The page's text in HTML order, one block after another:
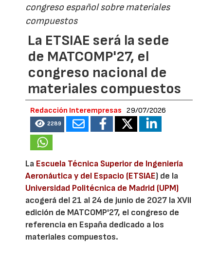
congreso español sobre materiales
compuestos
La ETSIAE será la sede
de MATCOMP'27, el
congreso nacional de
materiales compuestos
Redacción Interempresas 29/07/2026
2289
La Escuela Técnica Superior de Ingeniería
Aeronáutica y del Espacio (ETSIAE) de la
Universidad Politécnica de Madrid (UPM)
acogerá del 21 al 24 de junio de 2027 la XVII
edición de MATCOMP'27, el congreso de
referencia en España dedicado a los
materiales compuestos.